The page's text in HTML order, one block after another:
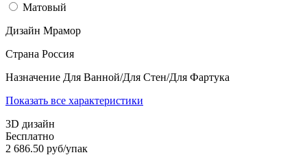
Матовый
Дизайн Мрамор
Страна Россия
Назначение Для Ванной/Для Стен/Для Фартука
Показать все характеристики
3D дизайн
Бесплатно
2 686.50 руб/упак